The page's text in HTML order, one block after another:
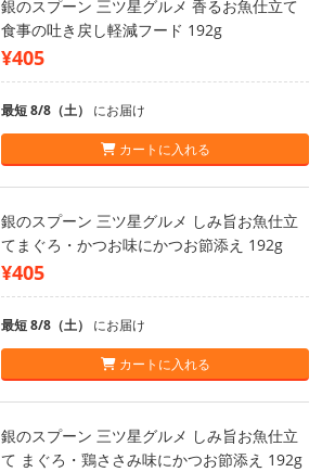
銀のスプーン 三ツ星グルメ 香るお魚仕立て
食事の吐き戻し軽減フード 192g
¥405
最短 8/8（土） にお届け
カートに入れる
銀のスプーン 三ツ星グルメ しみ旨お魚仕立
てまぐろ・かつお味にかつお節添え 192g
¥405
最短 8/8（土） にお届け
カートに入れる
銀のスプーン 三ツ星グルメ しみ旨お魚仕立
て まぐろ・鶏ささみ味にかつお節添え 192g